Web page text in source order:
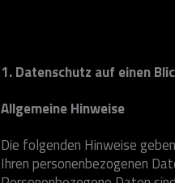
1. Datenschutz auf einen
Allgemeine Hinweise
Die folgenden Hinweise
Ihren personenbezogenen